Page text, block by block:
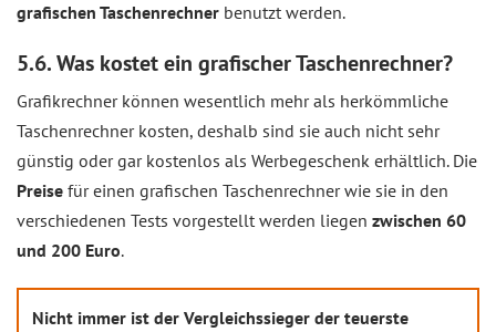
grafischen Taschenrechner benutzt werden.
5.6. Was kostet ein grafischer Taschenrechner?
Grafikrechner können wesentlich mehr als herkömmliche
Taschenrechner kosten, deshalb sind sie auch nicht sehr
günstig oder gar kostenlos als Werbegeschenk erhältlich. Die
Preise für einen grafischen Taschenrechner wie sie in den
verschiedenen Tests vorgestellt werden liegen zwischen 60
und 200 Euro.
Nicht immer ist der Vergleichssieger der teuerste